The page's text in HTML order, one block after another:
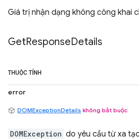
Giá trị nhận dạng không công khai
GetResponseDetails
THUỘC TÍNH
error
DOMExceptionDetails không bắt buộc
DOMException do yêu cầu từ xa